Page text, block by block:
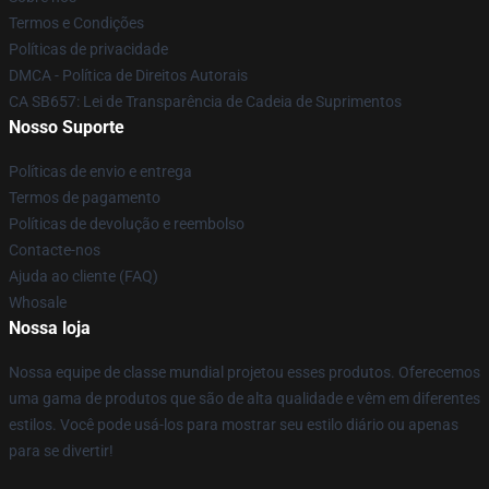
Termos e Condições
Políticas de privacidade
DMCA - Política de Direitos Autorais
CA SB657: Lei de Transparência de Cadeia de Suprimentos
Nosso Suporte
Políticas de envio e entrega
Termos de pagamento
Políticas de devolução e reembolso
Contacte-nos
Ajuda ao cliente (FAQ)
Whosale
Nossa loja
Nossa equipe de classe mundial projetou esses produtos. Oferecemos
uma gama de produtos que são de alta qualidade e vêm em diferentes
estilos. Você pode usá-los para mostrar seu estilo diário ou apenas
para se divertir!